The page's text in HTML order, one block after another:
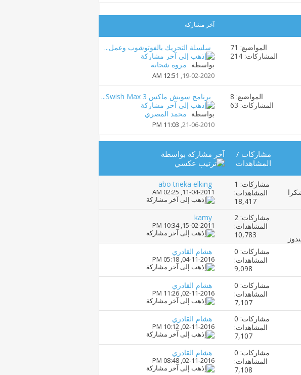
آخر مشاركة
مشاهدة
تغذيات
المواضيع: 71
المشاركات: 214
سلسلة التحريك بالفوتوشوب وعمل...
بواسطة مروة شحاتة
19-02-2020,
12:51 AM
مشاهدة
تغذيات
المواضيع: 8
المشاركات: 63
برنامج سويش ماكس Swish Max 3...
بواسطة محمد المصري
21-06-2010,
11:03 PM
مشاركات /
المشاهدات
آخر مشاركة بواسطة
مشاركات: 1
المشاهدات:
18,417
abo trieka elking
11-04-2011,
02:25 AM
مشاركات: 2
المشاهدات:
10,783
kamy
15-02-2011,
10:34 PM
مشاركات: 0
المشاهدات:
9,098
هشام القادري
04-11-2016,
05:18 PM
مشاركات: 0
المشاهدات:
7,107
هشام القادري
02-11-2016,
11:26 PM
مشاركات: 0
المشاهدات:
7,107
هشام القادري
02-11-2016,
10:12 PM
مشاركات: 0
المشاهدات:
7,108
هشام القادري
02-11-2016,
08:48 PM